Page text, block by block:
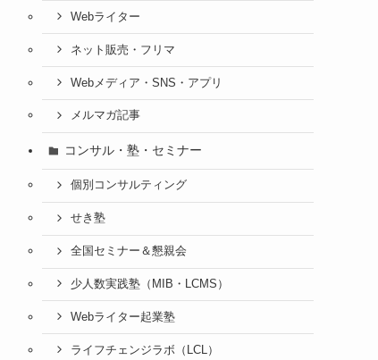
Webライター
ネット販売・フリマ
Webメディア・SNS・アプリ
メルマガ記事
コンサル・塾・セミナー
個別コンサルティング
せき塾
全国セミナー＆懇親会
少人数実践塾（MIB・LCMS）
Webライター起業塾
ライフチェンジラボ（LCL）